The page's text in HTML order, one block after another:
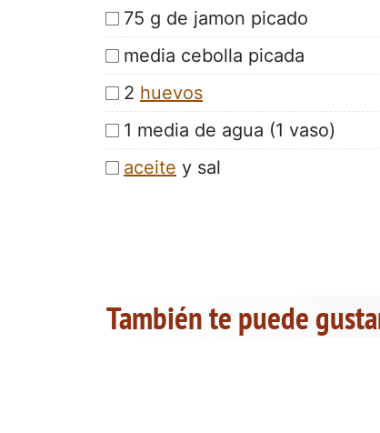
75 g de jamon picado
media cebolla picada
2 huevos
1 media de agua (1 vaso)
aceite y sal
También te puede